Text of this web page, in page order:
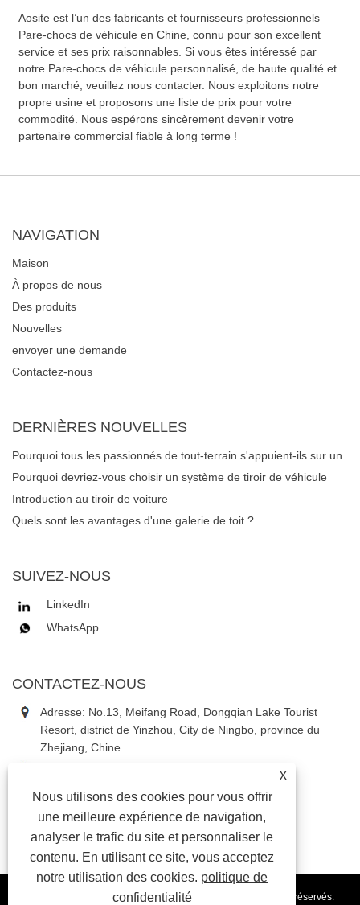
Aosite est l’un des fabricants et fournisseurs professionnels
Pare-chocs de véhicule en Chine, connu pour son excellent
service et ses prix raisonnables. Si vous êtes intéressé par
notre Pare-chocs de véhicule personnalisé, de haute qualité et
bon marché, veuillez nous contacter. Nous exploitons notre
propre usine et proposons une liste de prix pour votre
commodité. Nous espérons sincèrement devenir votre
partenaire commercial fiable à long terme !
NAVIGATION
Maison
À propos de nous
Des produits
Nouvelles
envoyer une demande
Contactez-nous
DERNIÈRES NOUVELLES
Pourquoi tous les passionnés de tout-terrain s'appuient-ils sur un
système de tiroirs de véhicule robuste pour la gestion des
Pourquoi devriez-vous choisir un système de tiroir de véhicule
pour votre voiture ou votre camion?
Introduction au tiroir de voiture
Quels sont les avantages d'une galerie de toit ?
SUIVEZ-NOUS
LinkedIn
WhatsApp
CONTACTEZ-NOUS
Adresse: No.13, Meifang Road, Dongqian Lake Tourist
Resort, district de Yinzhou, City de Ningbo, province du
Zhejiang, Chine
Téléphone:+86-18867637353
E-mail:daniel3@china-astauto.com
Copyright © 2024 Ningbo Aosite Automotive Co., Ltd. Tous droits réservés.
X
Nous utilisons des cookies pour vous offrir
une meilleure expérience de navigation,
analyser le trafic du site et personnaliser le
contenu. En utilisant ce site, vous acceptez
notre utilisation des cookies. politique de
confidentialité